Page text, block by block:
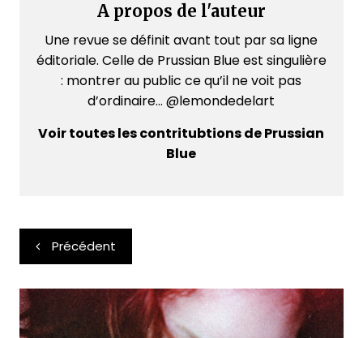
A propos de l'auteur
Une revue se définit avant tout par sa ligne
éditoriale. Celle de Prussian Blue est singulière
: montrer au public ce qu’il ne voit pas
d’ordinaire... @lemondedelart
Voir toutes les contritubtions de Prussian
Blue
Navigation
de
l’article
Précédent